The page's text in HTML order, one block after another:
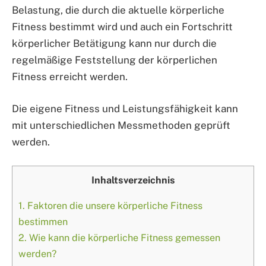
Belastung, die durch die aktuelle körperliche
Fitness bestimmt wird und auch ein Fortschritt
körperlicher Betätigung kann nur durch die
regelmäßige Feststellung der körperlichen
Fitness erreicht werden.
Die eigene Fitness und Leistungsfähigkeit kann
mit unterschiedlichen Messmethoden geprüft
werden.
Inhaltsverzeichnis
1. Faktoren die unsere körperliche Fitness
bestimmen
2. Wie kann die körperliche Fitness gemessen
werden?